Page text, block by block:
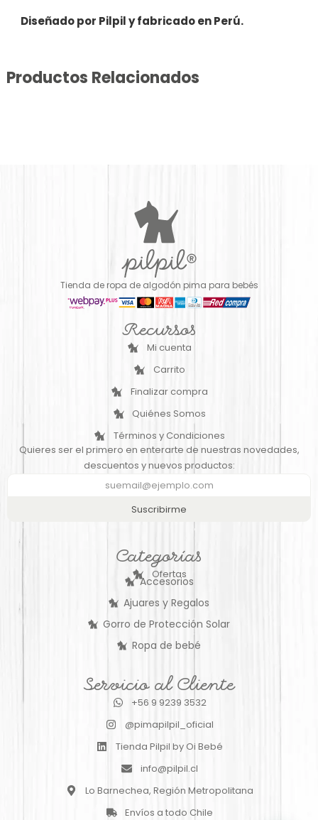
Diseñado por Pilpil y fabricado en Perú.
Productos Relacionados
Tienda de ropa de algodón pima para bebés
Recursos
Mi cuenta
Carrito
Finalizar compra
Quiénes Somos
Términos y Condiciones
Quieres ser el primero en enterarte de nuestras novedades,
descuentos y nuevos productos:
Suscribirme
Categorías
Ofertas
Accesorios
Ajuares y Regalos
Gorro de Protección Solar
Ropa de bebé
Servicio al Cliente
+56 9 9239 3532
@pimapilpil_oficial
Tienda Pilpil by Oi Bebé
info@pilpil.cl
Lo Barnechea, Región Metropolitana
Envíos a todo Chile